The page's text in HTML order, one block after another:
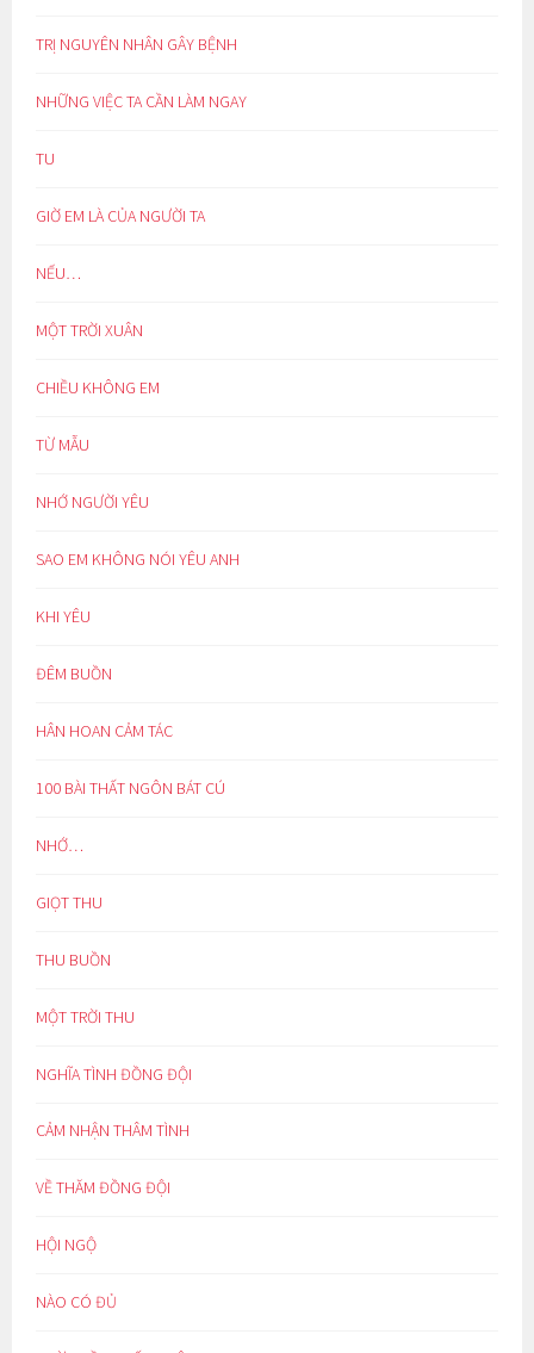
TRỊ NGUYÊN NHÂN GÂY BỆNH
NHỮNG VIỆC TA CẦN LÀM NGAY
TU
GIỜ EM LÀ CỦA NGƯỜI TA
NẾU…
MỘT TRỜI XUÂN
CHIỀU KHÔNG EM
TỪ MẪU
NHỚ NGƯỜI YÊU
SAO EM KHÔNG NÓI YÊU ANH
KHI YÊU
ĐÊM BUỒN
HÂN HOAN CẢM TÁC
100 BÀI THẤT NGÔN BÁT CÚ
NHỚ…
GIỌT THU
THU BUỒN
MỘT TRỜI THU
NGHĨA TÌNH ĐỒNG ĐỘI
CẢM NHẬN THÂM TÌNH
VỀ THĂM ĐỒNG ĐỘI
HỘI NGỘ
NÀO CÓ ĐỦ